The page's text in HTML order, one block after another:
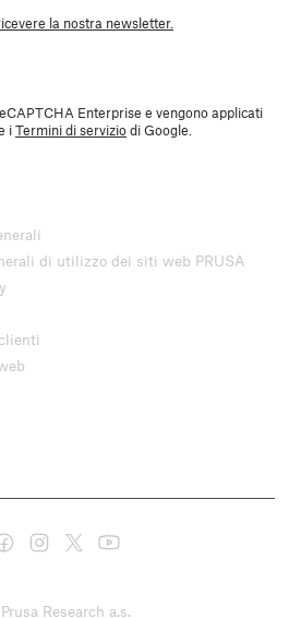
la nostra newsletter.
Enterprise e vengono applicati
iTermini di serviziodi Google.
di utilizzo dei siti web PRUSA
Research a.s.